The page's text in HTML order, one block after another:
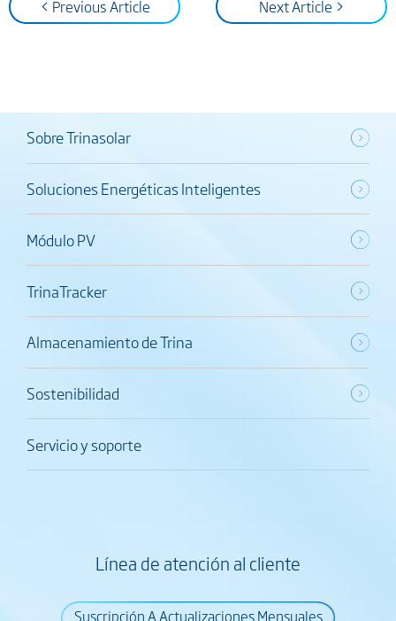
< Previous Article Next Article >
Sobre Trinasolar
Soluciones Energéticas Inteligentes
Módulo PV
TrinaTracker
Almacenamiento de Trina
Sostenibilidad
Servicio y soporte
Línea de atención al cliente
Suscripción A Actualizaciones Mensuales